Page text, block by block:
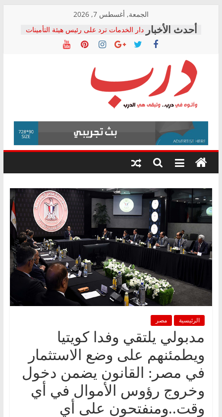
content
الجمعة, أغسطس 7, 2026
دار الخدمات ترد على رئيس هيئة التأمينات
بعد مؤتمره الصحفي: إنكار الأزمة لا ينهي
معاناة أصحاب المعاشات.. ونطالب بكشف
فرحات سليمان يكتب: القطاع الصحي إلى
أين؟
حزب التحالف الشعبي يطلق لجنة “الحق
في الصحة” بالإسكندرية لرصد الانتهاكات
ودعم المرضى
الوزاري لمدينة الصحفيين.. وانتهاء أعمال
إنشاء المبنى الإداري
المجلس القومي لحقوق الإنسان يعلن
متابعة قضية الدكتور محمد زهران.. ويؤكد:
قرينة البراءة وضمانات المحاكمة العادلة
درب
وأتوه
درب..
وتبقى
هي
الرئيسية مصر
مدبولي يلتقي وفدا كويتيا
ويطمئنهم على وضع الاستثمار
في مصر: القانون يضمن دخول
وخروج رؤوس الأموال في أي
وقت..ومنفتحون على أي